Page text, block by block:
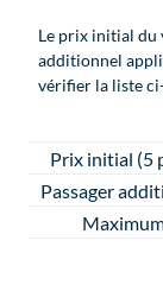
Le prix initial du
additionnel
vérifier la liste
Prix initial (5
Passager